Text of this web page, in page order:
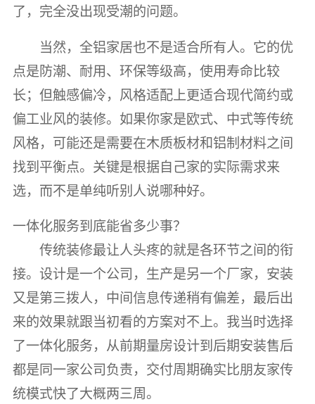
了，完全没出现受潮的问题。
当然，全铝家居也不是适合所有人。它的优
点是防潮、耐用、环保等级高，使用寿命比较
长；但触感偏冷，风格适配上更适合现代简约或
偏工业风的装修。如果你家是欧式、中式等传统
风格，可能还是需要在木质板材和铝制材料之间
找到平衡点。关键是根据自己家的实际需求来
选，而不是单纯听别人说哪种好。
一体化服务到底能省多少事？
传统装修最让人头疼的就是各环节之间的衔
接。设计是一个公司，生产是另一个厂家，安装
又是第三拨人，中间信息传递稍有偏差，最后出
来的效果就跟当初看的方案对不上。我当时选择
了一体化服务，从前期量房设计到后期安装售后
都是同一家公司负责，交付周期确实比朋友家传
统模式快了大概两三周。